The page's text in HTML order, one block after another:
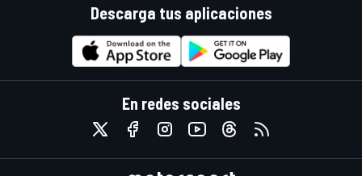
Descarga tus aplicaciones
En redes sociales